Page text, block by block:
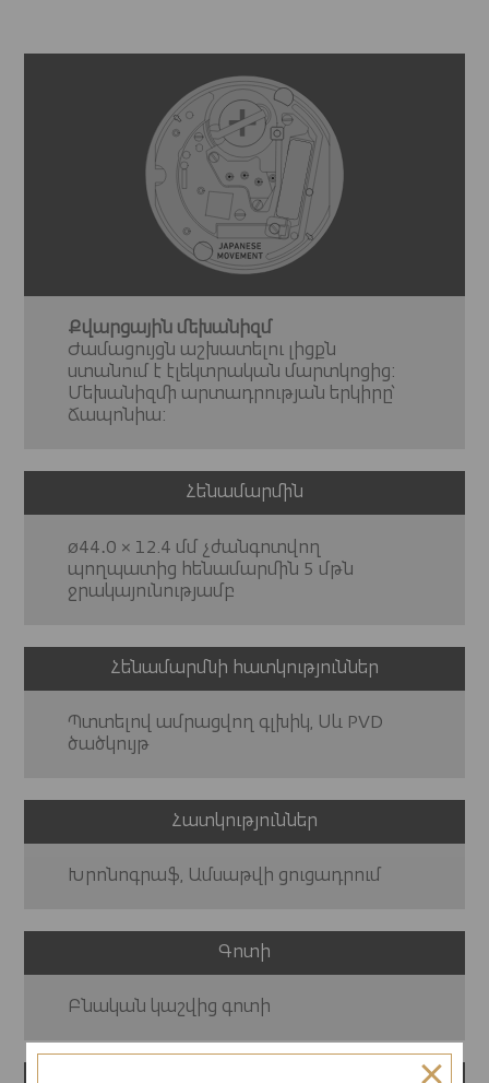
Քվարցային մեխանիզմ
Ժամացույցն աշխատելու լիցքն
ստանում է էլեկտրական մարտկոցից:
Մեխանիզմի արտադրության երկիրը՝
Ճապոնիա:
Հենամարմին
ø44․0 × 12.4 մմ չժանգոտվող
պողպատից հենամարմին 5 մթն
ջրակայունությամբ
Հենամարմնի հատկություններ
Պտտելով ամրացվող գլխիկ, Սև PVD
ծածկույթ
Հատկություններ
Խրոնոգրաֆ, Ամսաթվի ցուցադրում
Գոտի
Բնական կաշվից գոտի